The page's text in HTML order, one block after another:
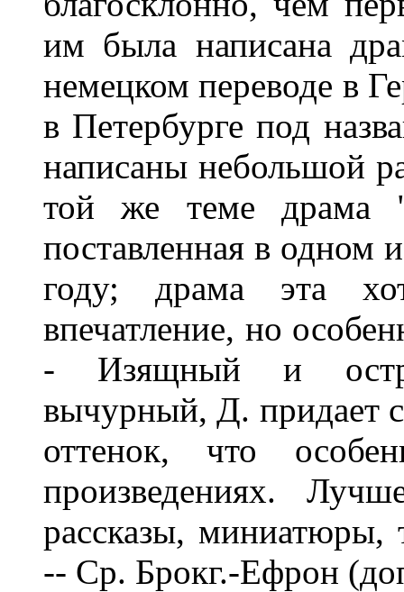
им была написана
немецком переводе в
в Петербурге под
написаны небольшой
той же теме драма
поставленная в одном
году; драма эта
впечатление, но
- Изящный и
вычурный, Д. придает
оттенок, что
произведениях.
рассказы, миниатюры,
-- Ср. Брокг.-Ефрон